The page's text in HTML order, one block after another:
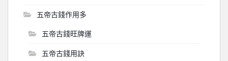
五帝古錢作用多
五帝古錢旺牌運
五帝古錢用訣